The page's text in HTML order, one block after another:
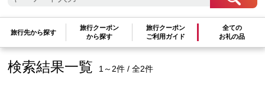
旅行先から探す
旅行クーポン
から探す
旅行クーポン
ご利用ガイド
全ての
お礼の品
和菓子セット・詰め合わせ
検索結果一覧 1～2件 / 全2件